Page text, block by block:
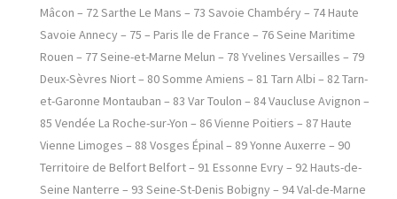
Mâcon – 72 Sarthe Le Mans – 73 Savoie Chambéry – 74 Haute
Savoie Annecy – 75 – Paris Ile de France – 76 Seine Maritime
Rouen – 77 Seine-et-Marne Melun – 78 Yvelines Versailles – 79
Deux-Sèvres Niort – 80 Somme Amiens – 81 Tarn Albi – 82 Tarn-
et-Garonne Montauban – 83 Var Toulon – 84 Vaucluse Avignon –
85 Vendée La Roche-sur-Yon – 86 Vienne Poitiers – 87 Haute
Vienne Limoges – 88 Vosges Épinal – 89 Yonne Auxerre – 90
Territoire de Belfort Belfort – 91 Essonne Evry – 92 Hauts-de-
Seine Nanterre – 93 Seine-St-Denis Bobigny – 94 Val-de-Marne